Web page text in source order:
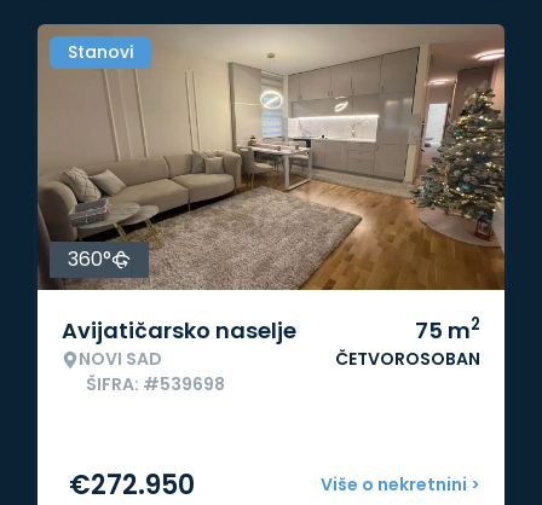
Stanovi
360°
Avijatičarsko naselje
NOVI SAD
ŠIFRA: #539698
75 m2
ČETVOROSOBAN
Više o nekretnini >
€272.950